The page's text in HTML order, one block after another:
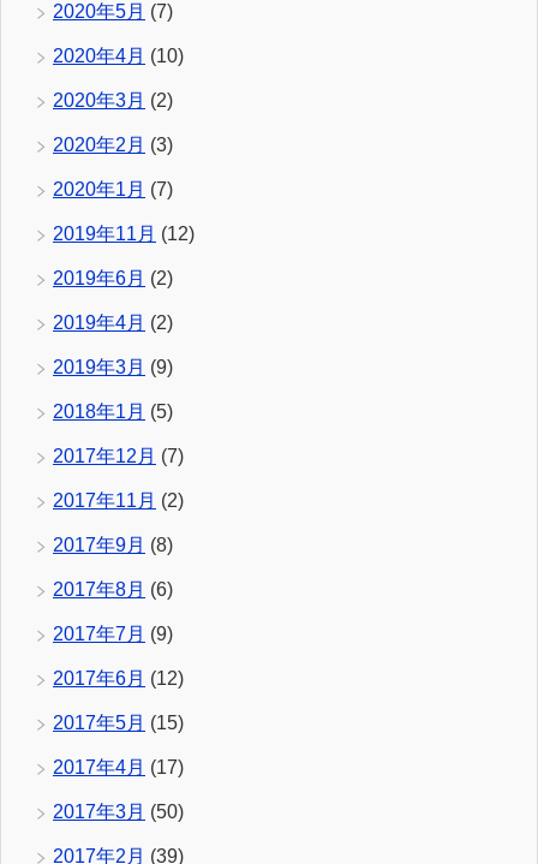
2020年5月 (7)
2020年4月 (10)
2020年3月 (2)
2020年2月 (3)
2020年1月 (7)
2019年11月 (12)
2019年6月 (2)
2019年4月 (2)
2019年3月 (9)
2018年1月 (5)
2017年12月 (7)
2017年11月 (2)
2017年9月 (8)
2017年8月 (6)
2017年7月 (9)
2017年6月 (12)
2017年5月 (15)
2017年4月 (17)
2017年3月 (50)
2017年2月 (39)